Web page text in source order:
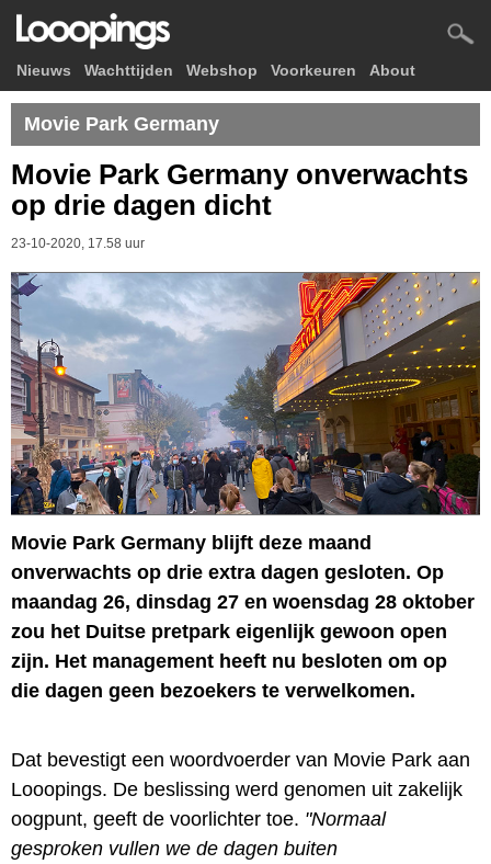
Nieuws Wachttijden Webshop Voorkeuren About
Movie Park Germany
Movie Park Germany onverwachts
op drie dagen dicht
23-10-2020, 17.58 uur
Movie Park Germany blijft deze maand
onverwachts op drie extra dagen gesloten. Op
maandag 26, dinsdag 27 en woensdag 28 oktober
zou het Duitse pretpark eigenlijk gewoon open
zijn. Het management heeft nu besloten om op
die dagen geen bezoekers te verwelkomen.
Dat bevestigt een woordvoerder van Movie Park aan
Looopings. De beslissing werd genomen uit zakelijk
oogpunt, geeft de voorlichter toe. "Normaal
gesproken vullen we de dagen buiten